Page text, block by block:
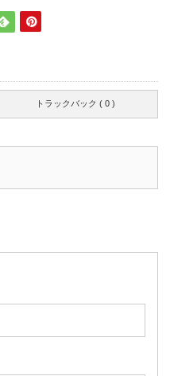
トラックバック ( 0 )